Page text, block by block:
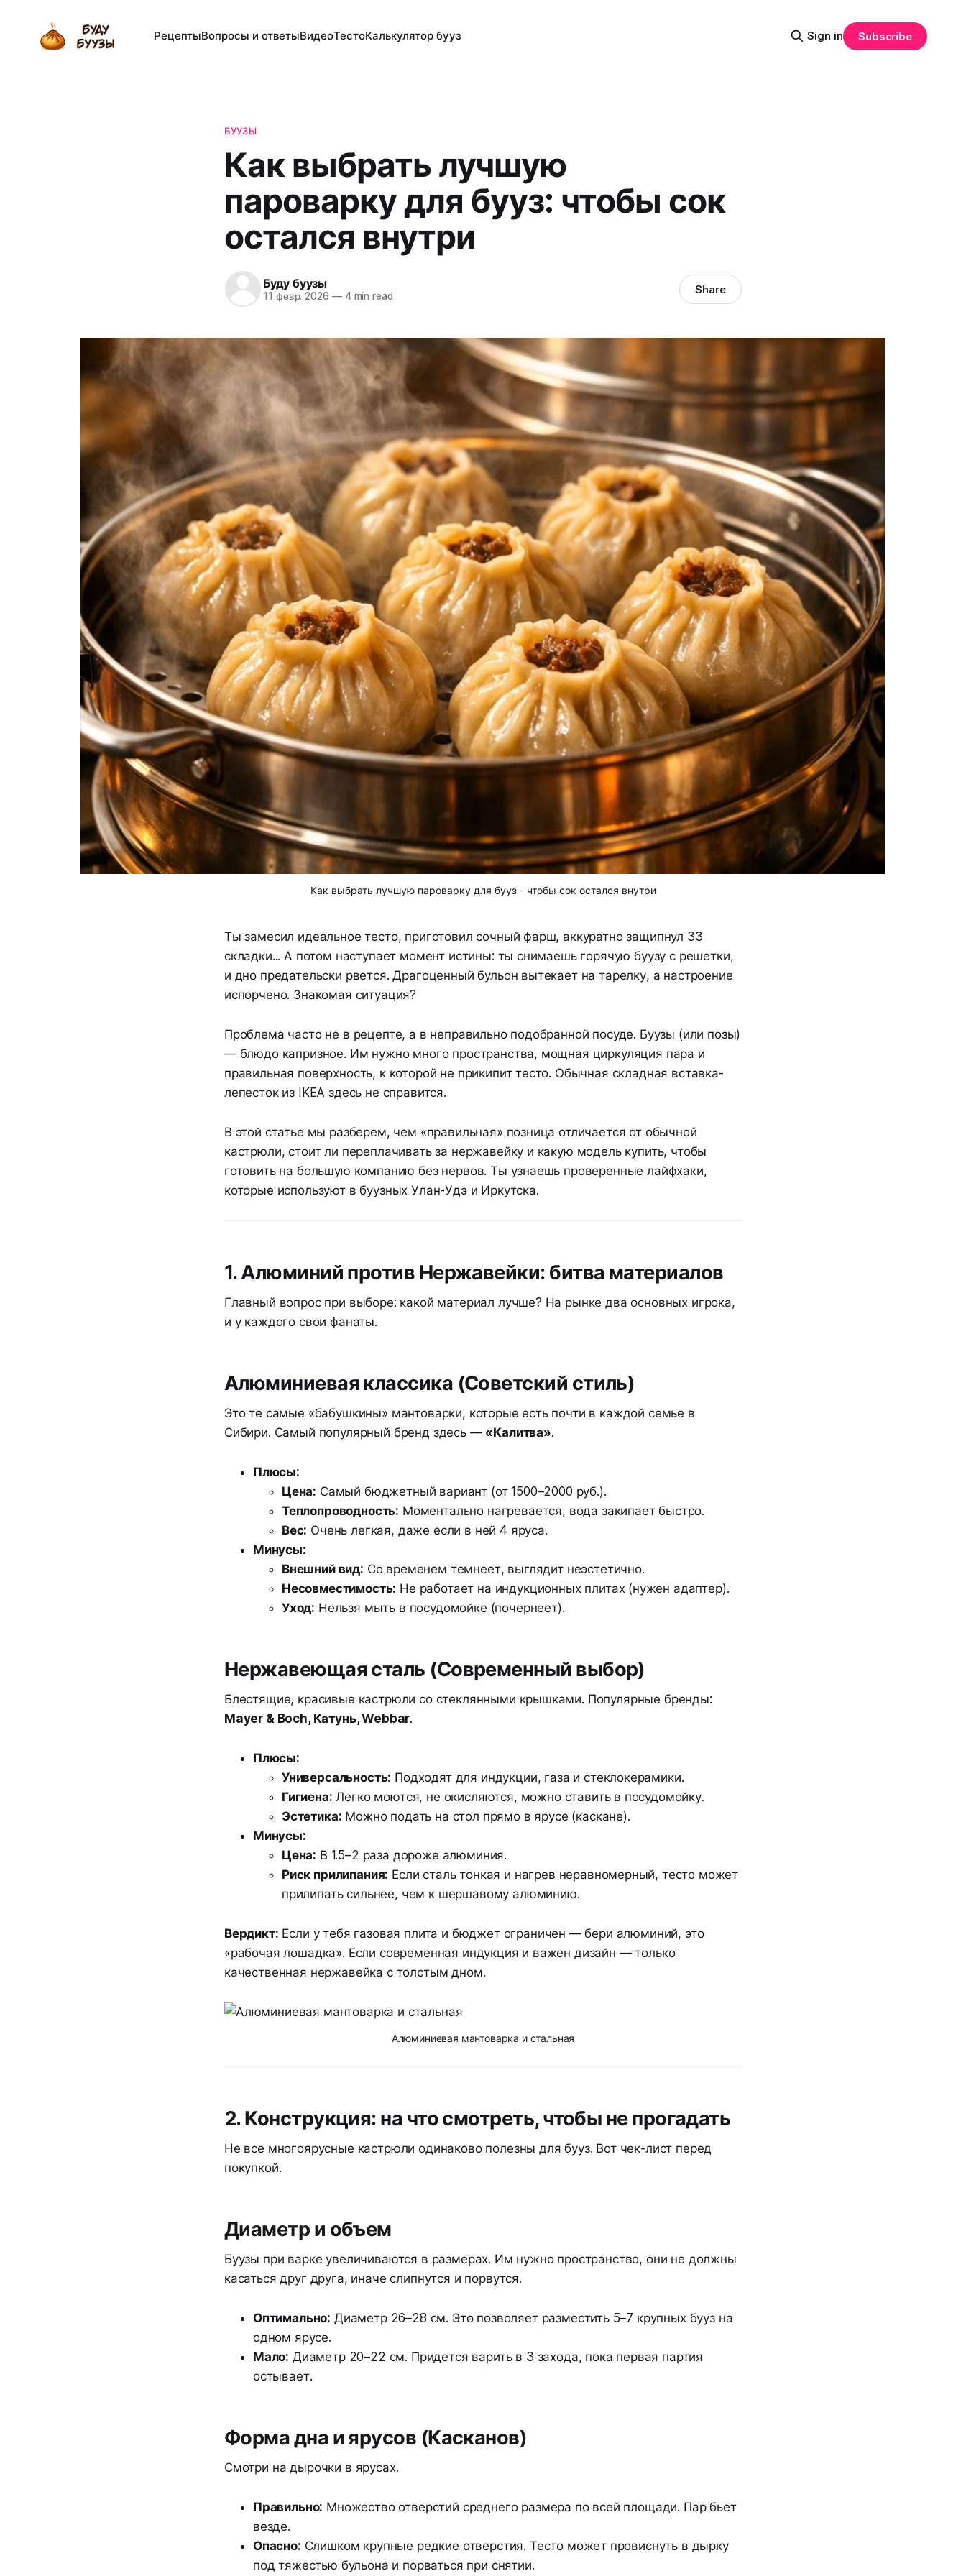
РецептыВопросы и ответыВидеоТестоКалькулятор бууз Sign in Subscribe
БУУЗЫ
Как выбрать лучшую
пароварку для бууз: чтобы сок
остался внутри
Буду буузы
11 февр. 2026 —4 min read Share
Как выбрать лучшую пароварку для бууз - чтобы сок остался внутри
Ты замесил идеальное тесто, приготовил сочный фарш, аккуратно защипнул 33
складки... А потом наступает момент истины: ты снимаешь горячую буузу с решетки,
и дно предательски рвется. Драгоценный бульон вытекает на тарелку, а настроение
испорчено. Знакомая ситуация?
Проблема часто не в рецепте, а в неправильно подобранной посуде. Буузы (или позы)
— блюдо капризное. Им нужно много пространства, мощная циркуляция пара и
правильная поверхность, к которой не прикипит тесто. Обычная складная вставка-
лепесток из IKEA здесь не справится.
В этой статье мы разберем, чем «правильная» позница отличается от обычной
кастрюли, стоит ли переплачивать за нержавейку и какую модель купить, чтобы
готовить на большую компанию без нервов. Ты узнаешь проверенные лайфхаки,
которые используют в буузных Улан-Удэ и Иркутска.
1. Алюминий против Нержавейки: битва материалов
Главный вопрос при выборе: какой материал лучше? На рынке два основных игрока,
и у каждого свои фанаты.
Алюминиевая классика (Советский стиль)
Это те самые «бабушкины» мантоварки, которые есть почти в каждой семье в
Сибири. Самый популярный бренд здесь — «Калитва».
Плюсы:
Цена: Самый бюджетный вариант (от 1500–2000 руб.).
Теплопроводность: Моментально нагревается, вода закипает быстро.
Вес: Очень легкая, даже если в ней 4 яруса.
Минусы:
Внешний вид: Со временем темнеет, выглядит неэстетично.
Несовместимость: Не работает на индукционных плитах (нужен адаптер).
Уход: Нельзя мыть в посудомойке (почернеет).
Нержавеющая сталь (Современный выбор)
Блестящие, красивые кастрюли со стеклянными крышками. Популярные бренды:
Mayer & Boch, Катунь, Webbar.
Плюсы:
Универсальность: Подходят для индукции, газа и стеклокерамики.
Гигиена: Легко моются, не окисляются, можно ставить в посудомойку.
Эстетика: Можно подать на стол прямо в ярусе (каскане).
Минусы:
Цена: В 1.5–2 раза дороже алюминия.
Риск прилипания: Если сталь тонкая и нагрев неравномерный, тесто может
прилипать сильнее, чем к шершавому алюминию.
Вердикт: Если у тебя газовая плита и бюджет ограничен — бери алюминий, это
«рабочая лошадка». Если современная индукция и важен дизайн — только
качественная нержавейка с толстым дном.
Алюминиевая мантоварка и стальная
2. Конструкция: на что смотреть, чтобы не прогадать
Не все многоярусные кастрюли одинаково полезны для бууз. Вот чек-лист перед
покупкой.
Диаметр и объем
Буузы при варке увеличиваются в размерах. Им нужно пространство, они не должны
касаться друг друга, иначе слипнутся и порвутся.
Оптимально: Диаметр 26–28 см. Это позволяет разместить 5–7 крупных бууз на
одном ярусе.
Мало: Диаметр 20–22 см. Придется варить в 3 захода, пока первая партия
остывает.
Форма дна и ярусов (Касканов)
Смотри на дырочки в ярусах.
Правильно: Множество отверстий среднего размера по всей площади. Пар бьет
везде.
Опасно: Слишком крупные редкие отверстия. Тесто может провиснуть в дырку
под тяжестью бульона и порваться при снятии.